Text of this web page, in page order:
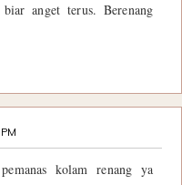
anget terus. Berenang
kolam renang ya